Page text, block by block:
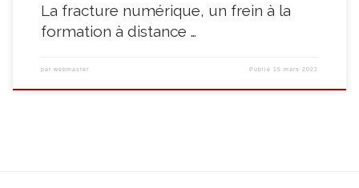
La fracture numérique, un frein à la
formation à distance …
par webmaster Publié 15 mars 2022